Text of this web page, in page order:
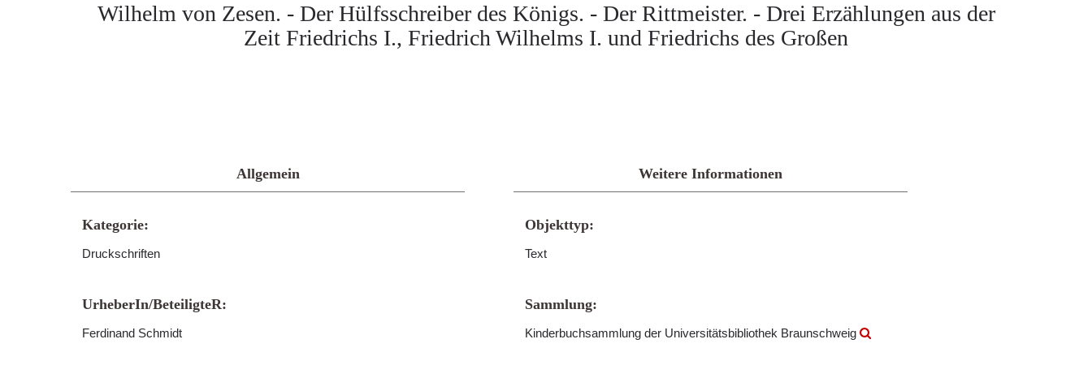
Wilhelm von Zesen. - Der Hülfsschreiber des Königs. - Der Rittmeister. - Drei Erzählungen aus der
Zeit Friedrichs I., Friedrich Wilhelms I. und Friedrichs des Großen
Allgemein
Kategorie:
Druckschriften
UrheberIn/BeteiligteR:
Ferdinand Schmidt
Weitere Informationen
Objekttyp:
Text
Sammlung:
Kinderbuchsammlung der Universitätsbibliothek Braunschweig